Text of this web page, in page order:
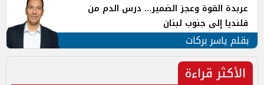
عربدة القوة وعجز الضمير... درس الدم من
قلنديا إلى جنوب لبنان
بقلم ياسر بركات
الأكثر قراءة